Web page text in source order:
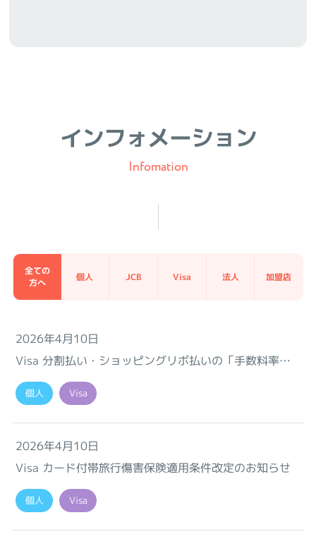
インフォメーション
Infomation
全ての
方へ
個人 JCB Visa 法人 加盟店
2026年4月10日
Visa 分割払い・ショッピングリボ払いの「手数料率改
定」および「あとから分割の商品性改定」のご案内
個人 Visa
2026年4月10日
Visa カード付帯旅行傷害保険適用条件改定のお知らせ
個人 Visa